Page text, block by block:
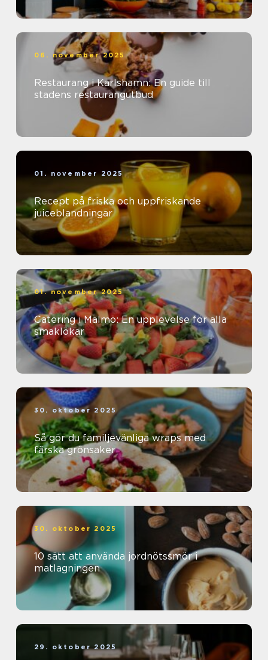
06. november 2025
Restaurang i Karlshamn: En guide till
stadens restaurangutbud
01. november 2025
Recept på friska och uppfriskande
juiceblandningar
01. november 2025
Catering i Malmö: En upplevelse för alla
smaklökar
30. oktober 2025
Så gör du familjevänliga wraps med
färska grönsaker
30. oktober 2025
10 sätt att använda jordnötssmör i
matlagningen
29. oktober 2025